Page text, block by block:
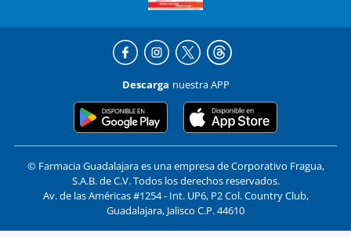
Descarga nuestra APP
© Farmacia Guadalajara es una empresa de Corporativo Fragua,
S.A.B. de C.V. Todos los derechos reservados.
Av. de las Américas #1254 - Int. UP6, P2 Col. Country Club,
Guadalajara, Jalisco C.P. 44610